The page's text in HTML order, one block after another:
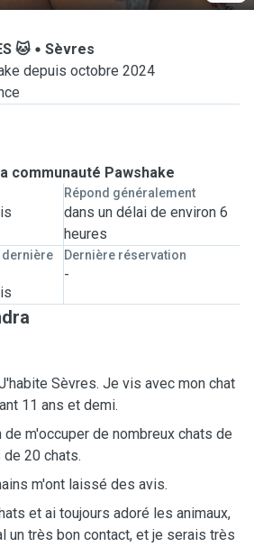
🐱
Sèvres
depuis octobre 2024
communauté Pawshake
Répond généralement
dans un délai de environ 6
heures
dernière
Dernière réservation
-
Sèvres. Je vis avec mon chat
11 ans et demi.
m'occuper de nombreux chats de
20 chats.
m'ont laissé des avis.
et ai toujours adoré les animaux,
un très bon contact, et je serais très